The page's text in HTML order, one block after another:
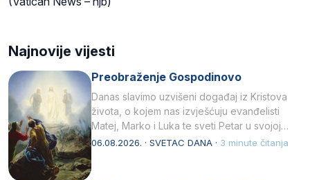
Najnovije vijesti
Preobraženje Gospodinovo
Danas slavimo uzvišeni događaj iz Kristova
života, o kojem nas izvješćuju evanđelisti
Matej, Marko i Luka te sveti Petar u svojoj
drugoj…
06.08.2026. · SVETAC DANA · 3 minute čitanja